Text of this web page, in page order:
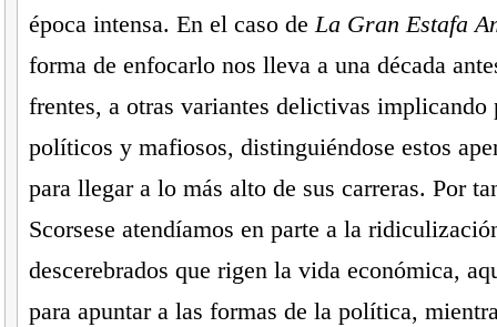
época intensa. En el caso deLa Gran Estafa
forma de enfocarlo nos lleva a una década
frentes, a otras variantes delictivas implicando
políticos y mafiosos, distinguiéndose estos
para llegar a lo más alto de sus carreras. Por
Scorsese atendíamos en parte a la
descerebrados que rigen la vida económica,
para apuntar a las formas de la política,